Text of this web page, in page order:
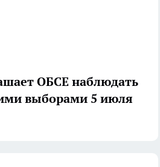
ОБСЕ наблюдать
выборами 5 июля